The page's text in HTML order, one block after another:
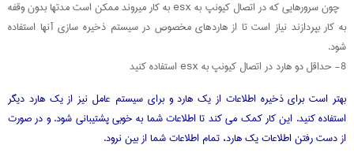
چون سرورهایی که در اتصال کیونپ به esx به کار میروند ممکن است مدتها بدون وقفه
به کار بپردازند نیاز است تا از هاردهای مخصوص در سیستم ذخیره سازی آنها استفاده
شود.
8- حداقل دو هارد در اتصال کیونپ به esx استفاده کنید
بهتر است برای ذخیره اطلاعات از یک هارد و برای سیستم عامل نیز از یک هارد دیگر
استفاده کنید. این کار کمک می کند تا اطلاعات شما به خوبی پشتیبانی شود. و در صورت
از دست رفتن اطلاعات یک هارد، تمام اطلاعات شما از بین نرود.